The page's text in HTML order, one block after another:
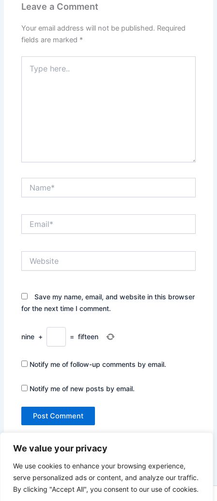
We value your privacy
We use cookies to enhance your browsing experience,
serve personalized ads or content, and analyze our traffic.
By clicking "Accept All", you consent to our use of cookies.
Leave a Comment
Your email address will not be published. Required
fields are marked *
here..
Save my name, email, and website in this browser
for the next time I comment.
nine + = fifteen
Notify me of follow-up comments by email.
Notify me of new posts by email.